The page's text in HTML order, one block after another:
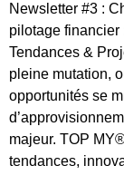
Newsletter #3 :
pilotage financier
Tendances &
pleine mutation,
opportunités se
majeur. TOP
tendances,